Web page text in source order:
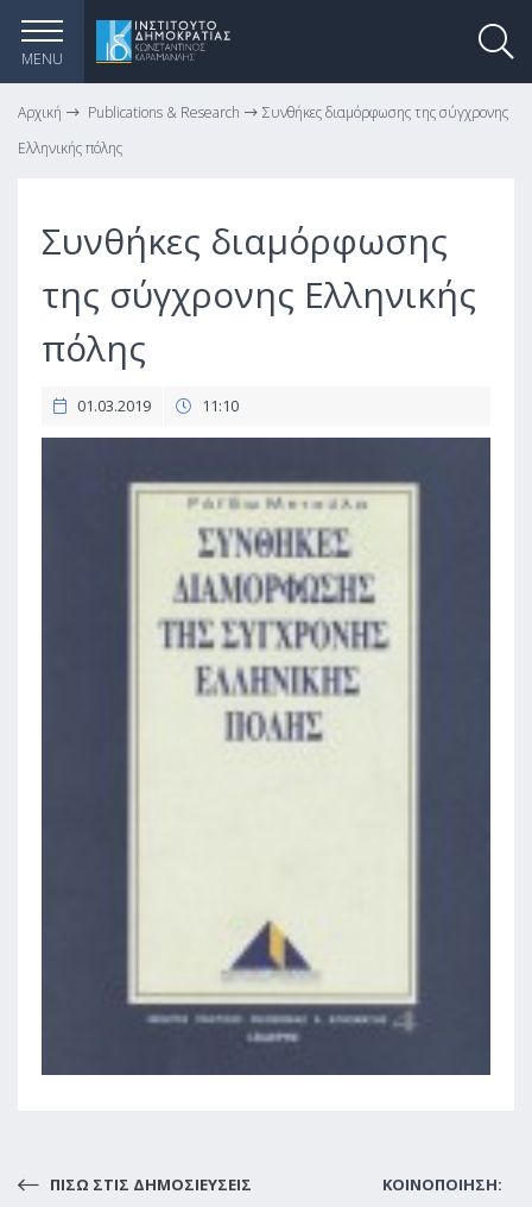
MENU
Αρχική Publications & Research
Συνθήκες διαμόρφωσης της σύγχρονης
Ελληνικής πόλης
Συνθήκες διαμόρφωσης
της σύγχρονης Ελληνικής
πόλης
01.03.2019 11:10
ΠΙΣΩ ΣΤΙΣ ΔΗΜΟΣΙΕΥΣΕΙΣ ΚΟΙΝΟΠΟΙΗΣΗ: